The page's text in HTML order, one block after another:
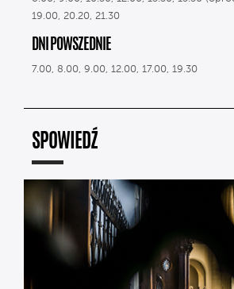
19.00, 20.20, 21.30
DNI POWSZEDNIE
7.00, 8.00, 9.00, 12.00, 17.00, 19.30
SPOWIEDŹ